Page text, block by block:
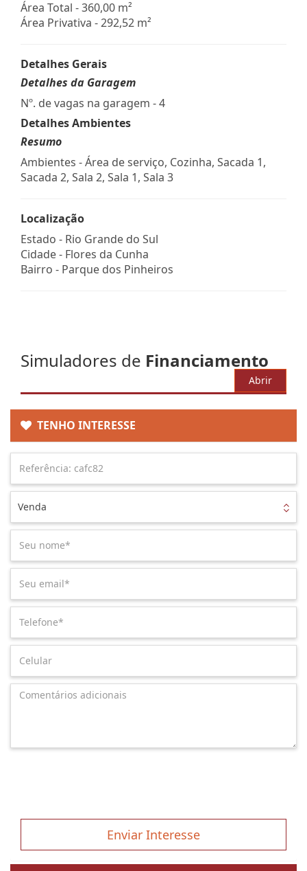
Área Total - 360,00 m²
Área Privativa - 292,52 m²
Detalhes Gerais
Detalhes da Garagem
Nº. de vagas na garagem - 4
Detalhes Ambientes
Resumo
Ambientes - Área de serviço, Cozinha, Sacada 1,
Sacada 2, Sala 2, Sala 1, Sala 3
Localização
Estado - Rio Grande do Sul
Cidade - Flores da Cunha
Bairro - Parque dos Pinheiros
Simuladores de Financiamento
Abrir
TENHO INTERESSE
Venda
Enviar Interesse